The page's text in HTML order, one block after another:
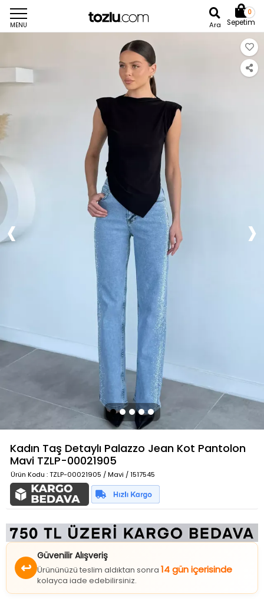
MENU Ara
0
Sepetim
Kadın Taş Detaylı Palazzo Jean Kot Pantolon
Mavi TZLP-00021905
Ürün Kodu : TZLP-00021905 / Mavi / 1517545
↩
Güvenilir Alışveriş
Ürününüzü teslim aldıktan sonra 14 gün içerisinde
kolayca iade edebilirsiniz.